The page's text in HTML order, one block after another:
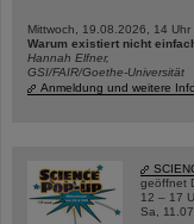
Mittwoch, 19.08.2026, 14 Uhr
Warum existiert nicht
Hannah Elfner,
GSI/FAIR/Goethe-Universität
Anmeldung und weitere
geöffnet
12 – 17
Sa,